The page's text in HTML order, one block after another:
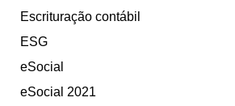
Escrituração contábil
ESG
eSocial
eSocial 2021